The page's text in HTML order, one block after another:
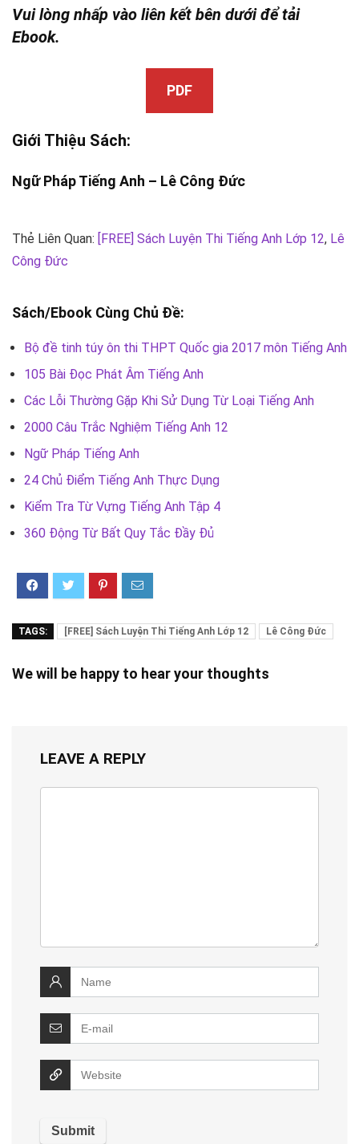
Vui lòng nhấp vào liên kết bên dưới để tải
Ebook.
PDF
Giới Thiệu Sách:
Ngữ Pháp Tiếng Anh – Lê Công Đức
Thẻ Liên Quan: [FREE] Sách Luyện Thi Tiếng Anh Lớp 12, Lê
Công Đức
Sách/Ebook Cùng Chủ Đề:
Bộ đề tinh túy ôn thi THPT Quốc gia 2017 môn Tiếng Anh
105 Bài Đọc Phát Âm Tiếng Anh
Các Lỗi Thường Gặp Khi Sử Dụng Từ Loại Tiếng Anh
2000 Câu Trắc Nghiệm Tiếng Anh 12
Ngữ Pháp Tiếng Anh
24 Chủ Điểm Tiếng Anh Thực Dụng
Kiểm Tra Từ Vựng Tiếng Anh Tập 4
360 Động Từ Bất Quy Tắc Đầy Đủ
TAGS: [FREE] Sách Luyện Thi Tiếng Anh Lớp 12 Lê Công Đức
We will be happy to hear your thoughts
LEAVE A REPLY